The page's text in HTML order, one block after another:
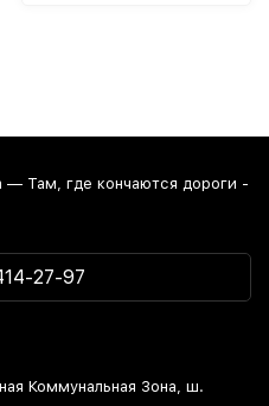
— Там, где кончаются дороги -
27-97
Коммунальная Зона, ш.